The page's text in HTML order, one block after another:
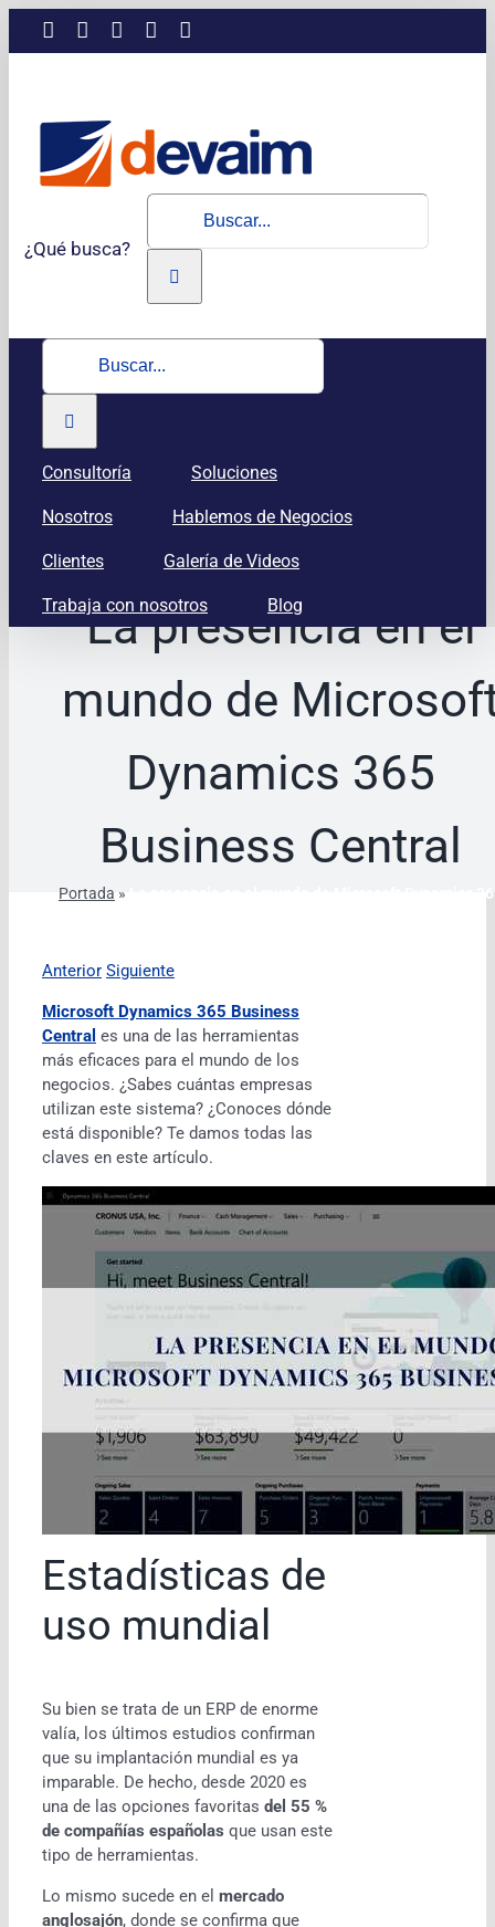
Saltar
LinkedInInstagramFacebook
¿Qué busca?
Buscar:
Buscar:
Consultoría Soluciones
Nosotros Hablemos de Negocios
Clientes Galería de Videos
Trabaja con nosotros Blog
La presencia en el
mundo de
Dynamics 365
Business Central
Portada »
La presencia en el mundo de Microsoft Dynamics
Anterior Siguiente
Microsoft Dynamics 365 Business
Central es una de las herramientas
más eficaces para el mundo de los
negocios. ¿Sabes cuántas empresas
utilizan este sistema? ¿Conoces dónde
está disponible? Te damos todas las
claves en este artículo.
Estadísticas de
uso mundial
Su bien se trata de un ERP de enorme
valía, los últimos estudios confirman
que su implantación mundial es ya
imparable. De hecho, desde 2020 es
una de las opciones favoritas del 55 %
de compañías españolas que usan este
tipo de herramientas.
Lo mismo sucede en el mercado
anglosajón, donde se confirma que